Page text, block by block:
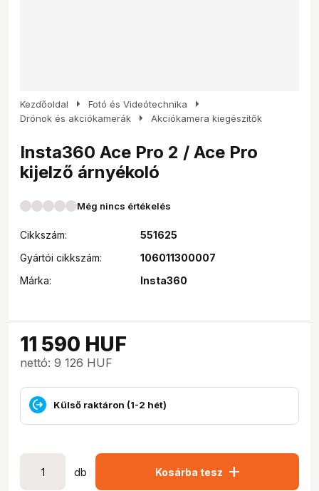
Kezdőoldal arrow_right Fotó és Videótechnika arrow_right
Drónok és akciókamerák arrow_right Akciókamera kiegészítők
Insta360 Ace Pro 2 / Ace Pro
kijelző árnyékoló
Még nincs értékelés
Cikkszám:
551625
Gyártói cikkszám:
106011300007
Márka:
Insta360
11 590 HUF
nettó: 9 126 HUF
Külső raktáron (1-2 hét)
db Kosárba tesz add